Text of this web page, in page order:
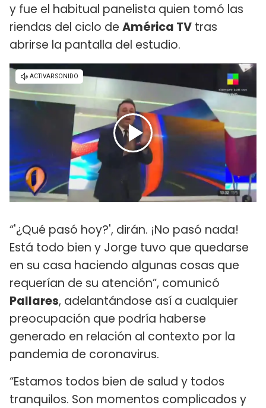
y fue el habitual panelista quien tomó las
riendas del ciclo de América TV tras
abrirse la pantalla del estudio.
“'¿Qué pasó hoy?', dirán. ¡No pasó nada!
Está todo bien y Jorge tuvo que quedarse
en su casa haciendo algunas cosas que
requerían de su atención”, comunicó
Pallares, adelantándose así a cualquier
preocupación que podría haberse
generado en relación al contexto por la
pandemia de coronavirus.
“Estamos todos bien de salud y todos
tranquilos. Son momentos complicados y